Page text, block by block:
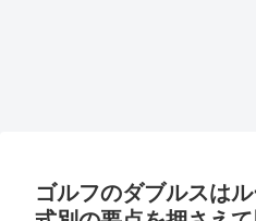
ゴルフのダブルスは